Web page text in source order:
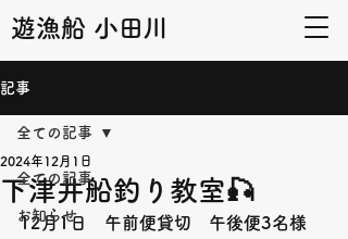
遊漁船 小田川
記事
全ての記事
お知らせ
全ての記事
下津井船釣り教室🎣
2024年12月1日
12月1日　午前便貸切　午後便3名様